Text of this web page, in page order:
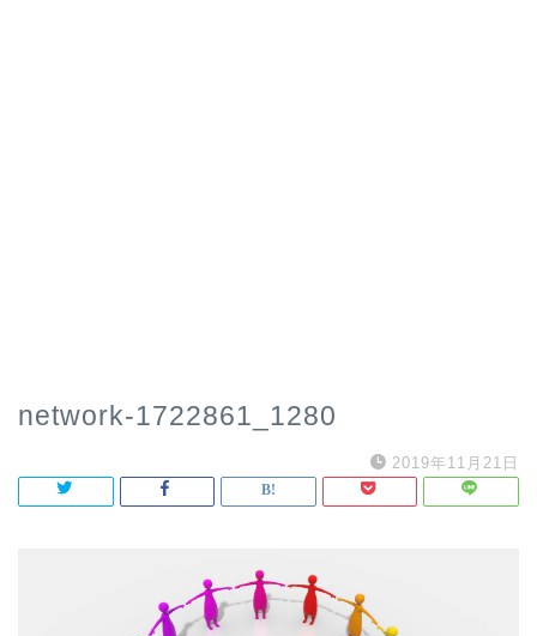
network-1722861_1280
2019年11月21日